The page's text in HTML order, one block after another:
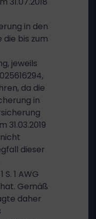
in den
die bis zum
jeweils
da die
in
31.03.2019
dieser
S. 1 AWG
Gemäß
daher